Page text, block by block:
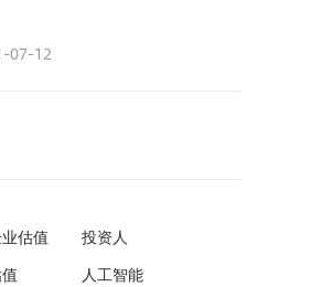
07-12
估值
投资人
人工智能